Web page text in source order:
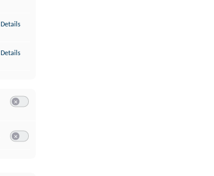
Details
Details
zu Google Analytics